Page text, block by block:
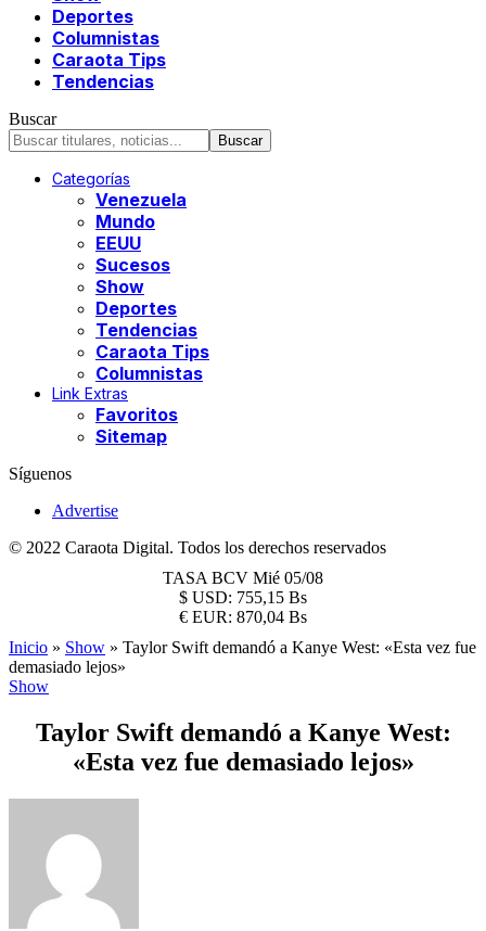
Deportes
Columnistas
Caraota Tips
Tendencias
Buscar
Categorías
Venezuela
Mundo
EEUU
Sucesos
Show
Deportes
Tendencias
Caraota Tips
Columnistas
Link Extras
Favoritos
Sitemap
Síguenos
Advertise
© 2022 Caraota Digital. Todos los derechos reservados
TASA BCV Mié 05/08
$ USD: 755,15 Bs
€ EUR: 870,04 Bs
Inicio » Show » Taylor Swift demandó a Kanye West: «Esta vez fue
demasiado lejos»
Show
Taylor Swift demandó a Kanye West:
«Esta vez fue demasiado lejos»